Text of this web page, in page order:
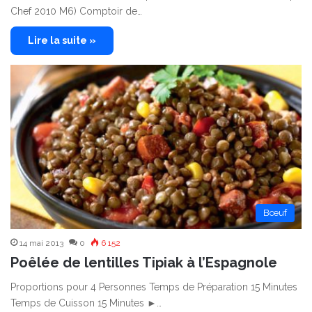
Chef 2010 M6) Comptoir de…
Lire la suite »
Bœuf
14 mai 2013 0 6 152
Poêlée de lentilles Tipiak à l’Espagnole
Proportions pour 4 Personnes Temps de Préparation 15 Minutes
Temps de Cuisson 15 Minutes ►…